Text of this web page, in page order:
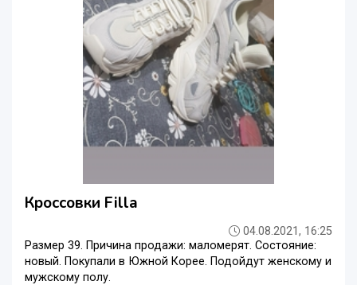
Кроссовки Filla
04.08.2021, 16:25
Размер 39. Причина продажи: маломерят. Состояние:
новый. Покупали в Южной Корее. Подойдут женскому и
мужскому полу.